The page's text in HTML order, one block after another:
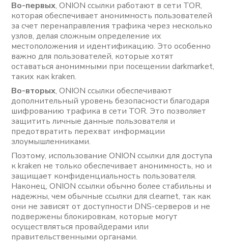
Во-первых, ONION ссылки работают в сети TOR,
которая обеспечивает анонимность пользователей
за счет перенаправления трафика через несколько
узлов, делая сложным определение их
местоположения и идентификацию. Это особенно
важно для пользователей, которые хотят
оставаться анонимными при посещении darkmarket,
таких как kraken.
Во-вторых, ONION ссылки обеспечивают
дополнительный уровень безопасности благодаря
шифрованию трафика в сети TOR. Это позволяет
защитить личные данные пользователя и
предотвратить перехват информации
злоумышленниками.
Поэтому, использование ONION ссылки для доступа
к kraken не только обеспечивает анонимность, но и
защищает конфиденциальность пользователя.
Наконец, ONION ссылки обычно более стабильны и
надежны, чем обычные ссылки для clearnet, так как
они не зависят от доступности DNS-серверов и не
подвержены блокировкам, которые могут
осуществляться провайдерами или
правительственными органами.